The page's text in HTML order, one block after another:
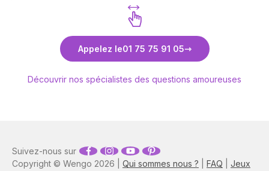
Découvrez Anne-Lyssia Coupart
Appelez le01 75 75 91 05
Découvrir nos spécialistes des questions amoureuses
Copyright © Wengo 2026 | Qui sommes nous ? FAQ Jeux
Suivez-nous sur